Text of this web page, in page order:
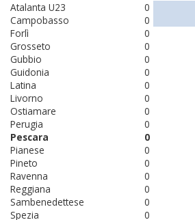
0
Atalanta U23
0
Campobasso
0
Forlì
0
Grosseto
0
Gubbio
0
Guidonia
0
Latina
0
Livorno
0
Ostiamare
0
Perugia
0
Pescara
0
Pianese
0
Pineto
0
Ravenna
0
Reggiana
0
Sambenedettese
0
Spezia